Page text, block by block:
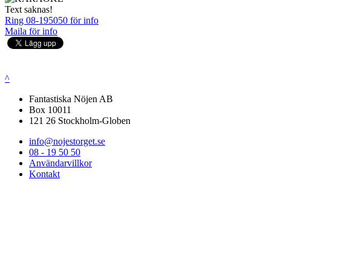
Text saknas!
Ring 08-195050 för info
Maila för info
^
Fantastiska Nöjen AB
Box 10011
121 26 Stockholm-Globen
info@nojestorget.se
08 - 19 50 50
Användarvillkor
Kontakt